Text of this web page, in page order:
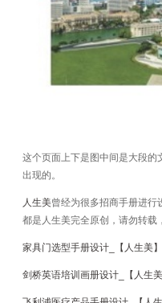
这个页面上下是图中间是大段的
出现的。
人生美曾经为很多招商手册进行
都是人生美完全原创，请勿转载
家具门选型手册设计_【人生美
剑桥英语培训画册设计_【人生